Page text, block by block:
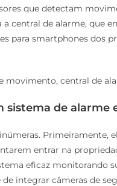
que detectam
central de alarme, que
para smartphones dos
movimento, central de
sistema de alarme
Primeiramente,
entrar na
eficaz monitorando
integrar câmeras de